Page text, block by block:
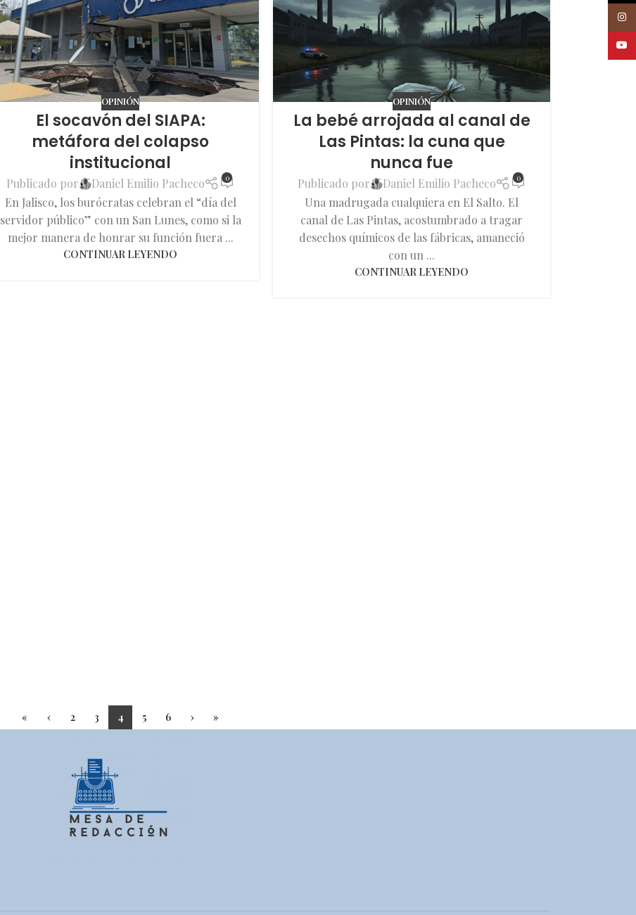
OPINIÓN
El socavón del SIAPA:
metáfora del colapso
institucional
Publicado por Daniel Emilio Pacheco 0
En Jalisco, los burócratas celebran el “día del
servidor público” con un San Lunes, como si la
mejor manera de honrar su función fuera ...
CONTINUAR LEYENDO
OPINIÓN
La bebé arrojada al canal de
Las Pintas: la cuna que
nunca fue
Publicado por Daniel Emilio Pacheco 0
Una madrugada cualquiera en El Salto. El
canal de Las Pintas, acostumbrado a tragar
desechos químicos de las fábricas, amaneció
con un ...
CONTINUAR LEYENDO
« ‹ 2 3 4 5 6 › »